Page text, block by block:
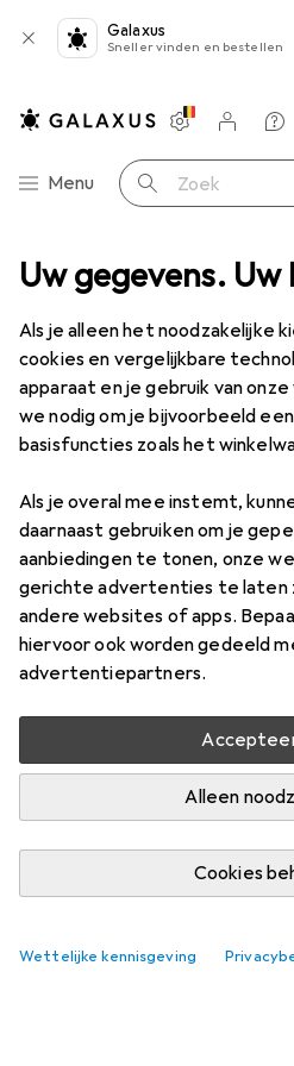
Uw gegevens. Uw
Als je alleen het noodzakelijke
cookies en vergelijkbare
apparaat en je gebruik van
we nodig om je bijvoorbeeld
basisfuncties zoals het
Als je overal mee instemt,
daarnaast gebruiken om je
aanbiedingen te tonen, onze
gerichte advertenties te laten
andere websites of apps.
hiervoor ook worden gedeeld
advertentiepartners.
Alleen
Cookies
Wettelijke kennisgeving
Galaxus
Sneller vinden en bestellen
Categorie navigatie
Menu Zoek op
Instellingen
Klantenaccount
Verlanglijstje
Winkelmandje
Machines + Werkplaats
Slijpen + Polijsten
OntdekForum
Best beoordeelde